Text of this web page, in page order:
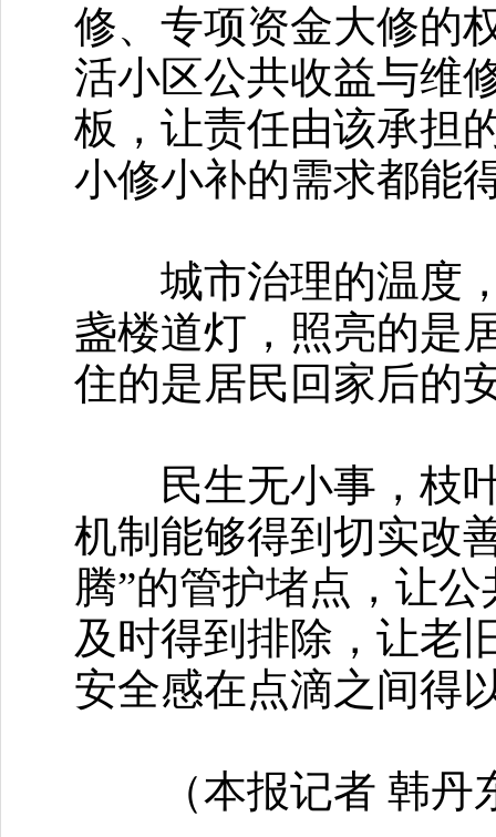
修、专项资金大修的
活小区公共收益与维
板，让责任由该承担
小修小补的需求都能
城市治理的温度，
盏楼道灯，照亮的是
住的是居民回家后的
民生无小事，枝叶
机制能够得到切实改
腾”的管护堵点，让
及时得到排除，让老
安全感在点滴之间得
（本报记者 韩丹